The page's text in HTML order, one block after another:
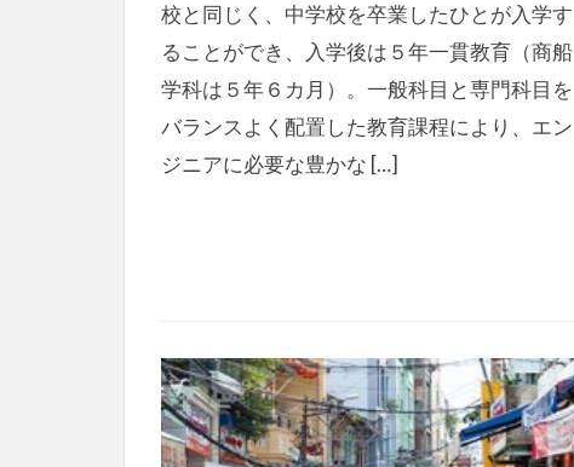
校と同じく、中学校を卒業したひとが入学す
ることができ、入学後は５年一貫教育（商船
学科は５年６カ月）。一般科目と専門科目を
バランスよく配置した教育課程により、エン
ジニアに必要な豊かな […]